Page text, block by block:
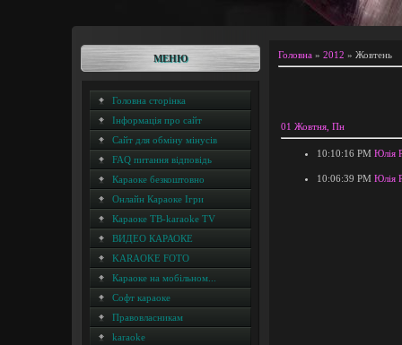
МЕНЮ
Головна сторінка
Інформація про сайт
Сайт для обміну мінусів
FAQ питання відповідь
Караоке безкоштовно
Онлайн Караоке Ігри
Караоке ТВ-karaoke TV
ВИДЕО КАРАОКЕ
KARAOKE FOTO
Караоке на мобільном...
Софт караоке
Правовласникам
karaoke
Головна » 2012 » Жовтень
01 Жовтня, Пн
10:10:16 PM Юлія
10:06:39 PM Юлiя